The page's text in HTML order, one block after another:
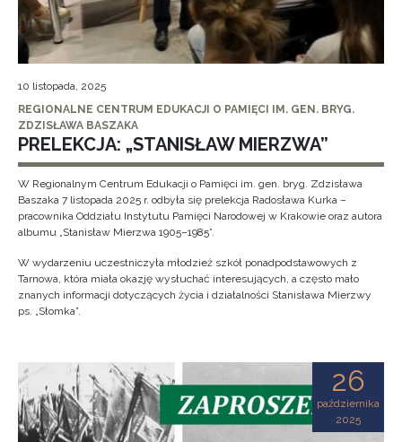
10 listopada, 2025
REGIONALNE CENTRUM EDUKACJI O PAMIĘCI IM. GEN. BRYG.
ZDZISŁAWA BASZAKA
PRELEKCJA: „STANISŁAW MIERZWA”
W Regionalnym Centrum Edukacji o Pamięci im. gen. bryg. Zdzisława
Baszaka 7 listopada 2025 r. odbyła się prelekcja Radosława Kurka –
pracownika Oddziału Instytutu Pamięci Narodowej w Krakowie oraz autora
albumu „Stanisław Mierzwa 1905–1985”.
W wydarzeniu uczestniczyła młodzież szkół ponadpodstawowych z
Tarnowa, która miała okazję wysłuchać interesujących, a często mało
znanych informacji dotyczących życia i działalności Stanisława Mierzwy
ps. „Słomka”.
26
października
2025